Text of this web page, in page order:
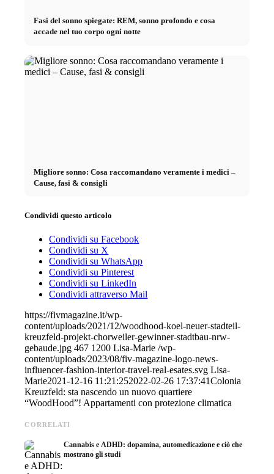
Fasi del sonno spiegate: REM, sonno profondo e cosa
accade nel tuo corpo ogni notte
Migliore sonno: Cosa raccomandano veramente i medici –
Cause, fasi & consigli
Condividi questo articolo
Condividi su Facebook
Condividi su X
Condividi su WhatsApp
Condividi su Pinterest
Condividi su LinkedIn
Condividi attraverso Mail
https://fivmagazine.it/wp-
content/uploads/2021/12/woodhood-koel-neuer-stadteil-
kreuzfeld-projekt-chorweiler-gewinner-stadtbau-nrw-
gebaude.jpg 467 1200 Lisa-Marie /wp-
content/uploads/2023/08/fiv-magazine-logo-news-
influencer-fashion-interior-travel-real-esates.svg Lisa-
Marie2021-12-16 11:21:252022-02-26 17:37:41Colonia
Kreuzfeld: sta nascendo un nuovo quartiere
“WoodHood”! Appartamenti con protezione climatica
CORRELATI
Cannabis e ADHD: dopamina, automedicazione e ciò che
mostrano gli studi